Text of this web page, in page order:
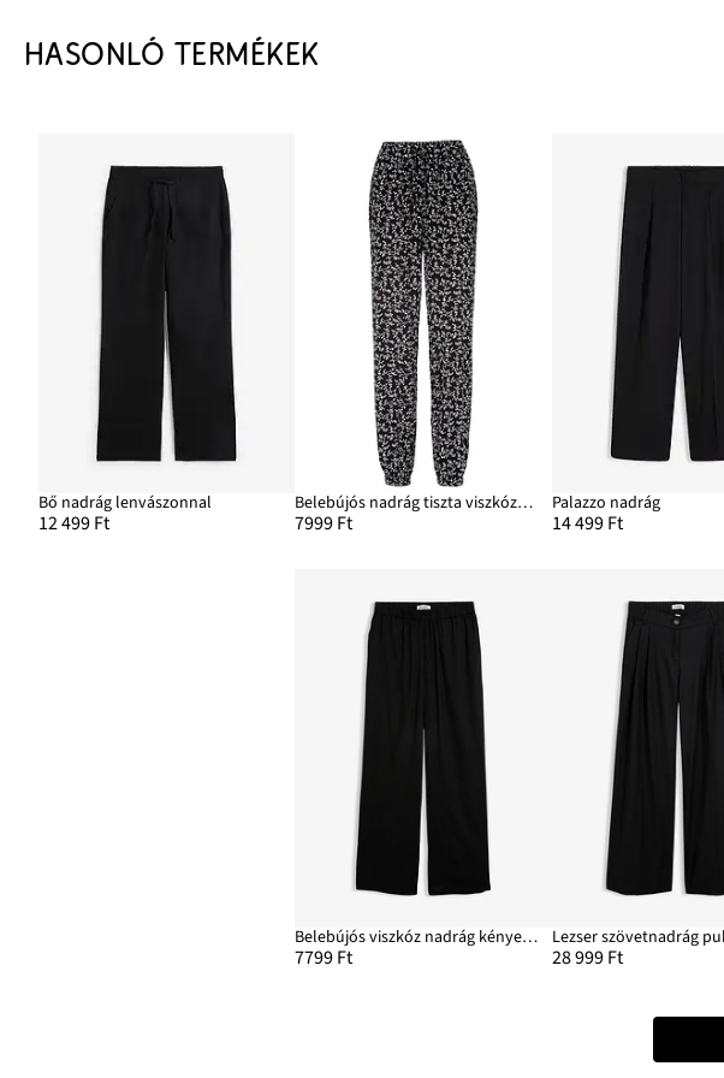
HASONLÓ TERMÉKEK
Bő nadrág lenvászonnal
12 499 Ft
Belebújós nadrág tiszta viszkózból
7999 Ft
Palazzo nadrág
14 499 Ft
Belebújós viszkóz nadrág kényelmes derékpánttal
7799 Ft 28 999 Ft